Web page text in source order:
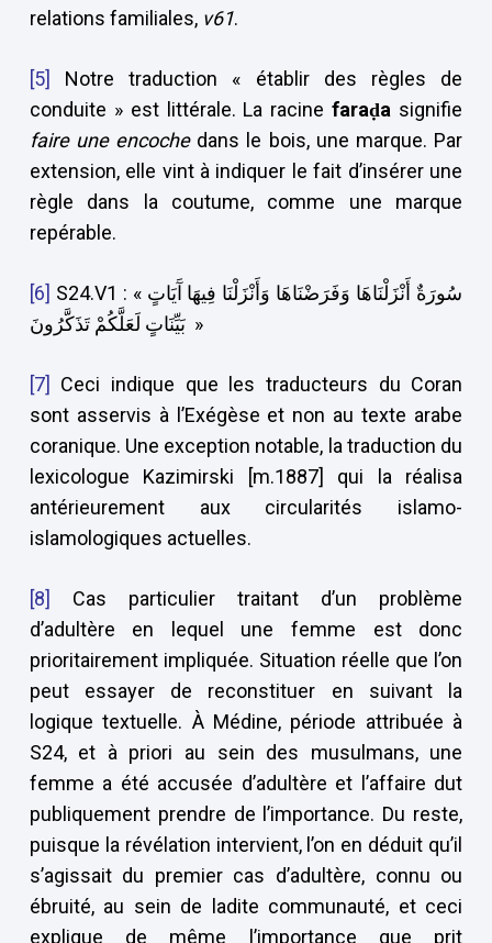
relations familiales, v61.
[5]
Notre traduction « établir des règles de
conduite » est littérale. La racinefaraḍa signifie
faire une encochedans le bois, une marque. Par
extension, elle vint à indiquer le fait d’insérer une
règle dans la coutume, comme une marque
repérable.
[6] S24.V1 : « سُورَةٌ أَنْزَلْنَاهَا وَفَرَضْنَاهَا وَأَنْزَلْنَا فِيهَا آَيَاتٍ
بَيِّنَاتٍ لَعَلَّكُمْ تَذَكَّرُونَ »
[7]
Ceci indique que les traducteurs du Coran
sont asservis à l’Exégèse et non au texte arabe
coranique. Une exception notable, la traduction du
lexicologue Kazimirski [m.1887] qui la réalisa
antérieurement aux circularités islamo-
islamologiques actuelles.
[8]
Cas particulier traitant d’un problème
d’adultère en lequel une femme est donc
prioritairement impliquée. Situation réelle que l’on
peut essayer de reconstituer en suivant la
logique textuelle. À Médine, période attribuée à
S24, et à priori au sein des musulmans, une
femme a été accusée d’adultère et l’affaire dut
publiquement prendre de l’importance. Du reste,
puisque la révélation intervient, l’on en déduit qu’il
s’agissait du premier cas d’adultère, connu ou
ébruité, au sein de ladite communauté, et ceci
explique de même l’importance que prit